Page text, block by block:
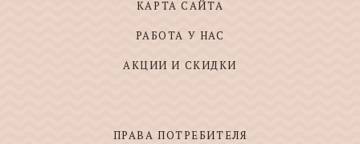
КАРТА САЙТА
РАБОТА У НАС
АКЦИИ И СКИДКИ
ПРАВА ПОТРЕБИТЕЛЯ